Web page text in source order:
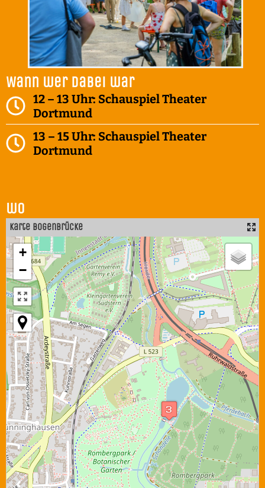
Wann wer dabei war
12 – 13 Uhr: Schauspiel Theater
Dortmund
13 – 15 Uhr: Schauspiel Theater
Dortmund
wo
Karte Bogenbrücke
+
−